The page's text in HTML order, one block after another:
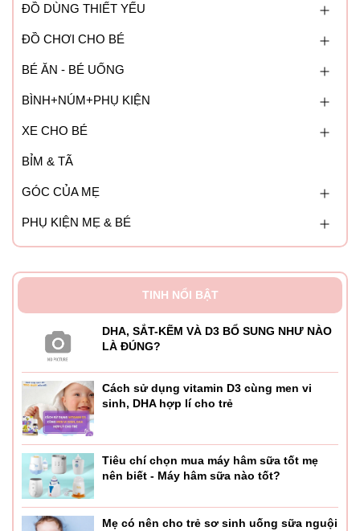
ĐỒ DÙNG THIẾT YẾU
ĐỒ CHƠI CHO BÉ
BÉ ĂN - BÉ UỐNG
BÌNH+NÚM+PHỤ KIỆN
XE CHO BÉ
BỈM & TÃ
GÓC CỦA MẸ
PHỤ KIỆN MẸ & BÉ
TINH NỔI BẬT
DHA, SẮT-KẼM VÀ D3 BỔ SUNG NHƯ NÀO
LÀ ĐÚNG?
Cách sử dụng vitamin D3 cùng men vi
sinh, DHA hợp lí cho trẻ
Tiêu chí chọn mua máy hâm sữa tốt mẹ
nên biết - Máy hâm sữa nào tốt?
Mẹ có nên cho trẻ sơ sinh uống sữa nguội